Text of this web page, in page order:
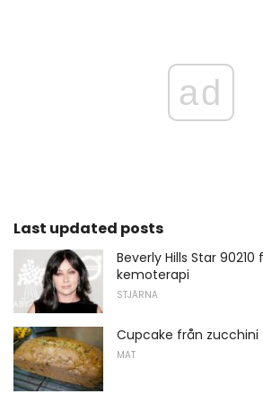
ad
Last updated posts
Beverly Hills Star
kemoterapi
STJÄRNA
Cupcake från zucchini
MAT